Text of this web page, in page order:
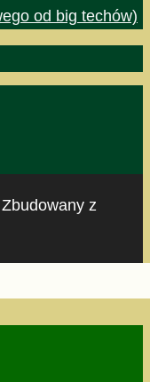
od big techów)
Zbudowany z